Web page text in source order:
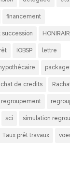
financement
succession
IOBSP lettre
de credits
regroupement
sci simulation
Taux prêt travaux